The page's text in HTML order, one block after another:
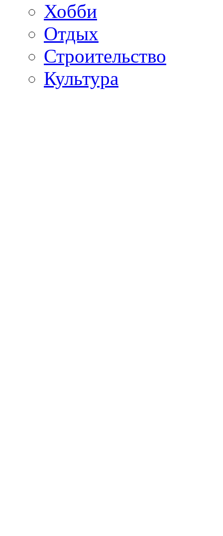
Хобби
Отдых
Строительство
Культура